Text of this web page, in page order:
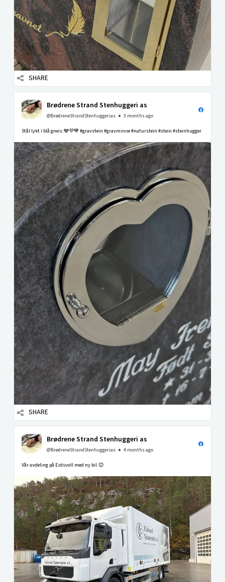
SHARE
Brødrene Strand Stenhuggeri as
@BrødreneStrandStenhuggerias 3 months ago
Stål lykt i blå gneis.🩶💜💙 #gravstein #gravminne #naturstein #stein #steinhugger
SHARE
Brødrene Strand Stenhuggeri as
@BrødreneStrandStenhuggerias 4 months ago
Vår avdeling på Eidsvoll med ny bil.😊